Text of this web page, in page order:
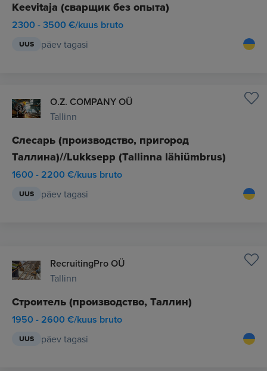
Keevitaja (сварщик без опыта)
2300 - 3500 €/kuus bruto
UUS päev tagasi
O.Z. COMPANY OÜ
Tallinn
Слесарь (производство, пригород
Таллина)//Lukksepp (Tallinna lähiümbrus)
1600 - 2200 €/kuus bruto
UUS päev tagasi
RecruitingPro OÜ
Tallinn
Строитель (производство, Таллин)
1950 - 2600 €/kuus bruto
UUS päev tagasi